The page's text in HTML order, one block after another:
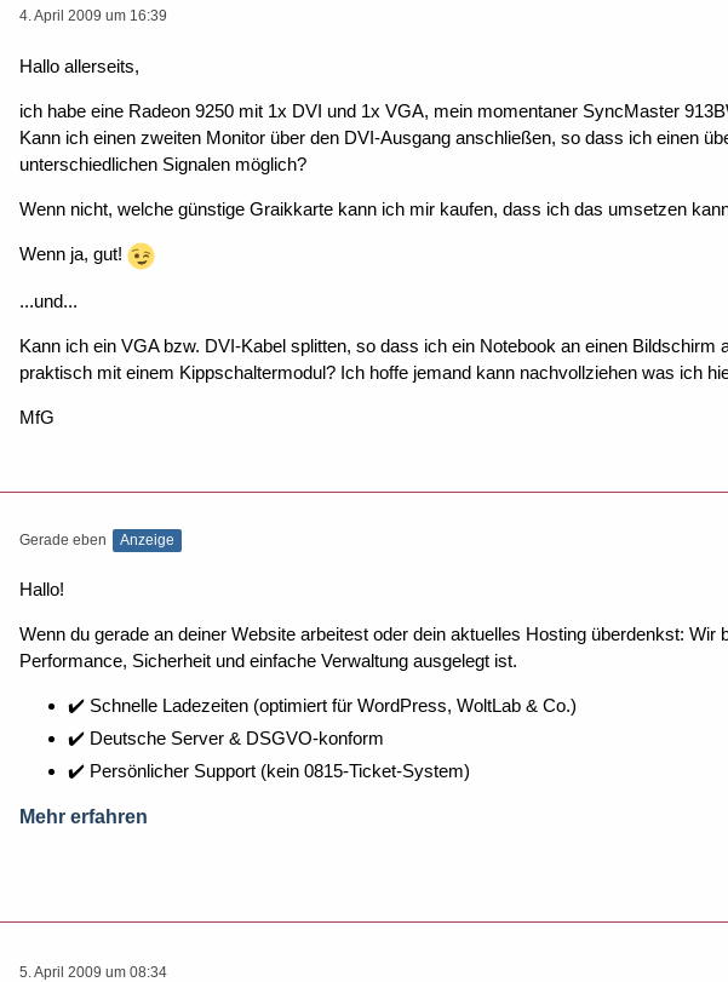
4. April 2009 um 16:39
Hallo allerseits,
ich habe eine Radeon 9250 mit 1x DVI und 1x VGA, mein momentaner SyncMaster
Kann ich einen zweiten Monitor über den DVI-Ausgang anschließen, so dass ich einen
unterschiedlichen Signalen möglich?
Wenn nicht, welche günstige Graikkarte kann ich mir kaufen, dass ich das umsetzen
Wenn ja, gut!
...und...
Kann ich ein VGA bzw. DVI-Kabel splitten, so dass ich ein Notebook an einen
praktisch mit einem Kippschaltermodul? Ich hoffe jemand kann nachvollziehen was ich
MfG
Gerade eben Anzeige
Hallo!
Wenn du gerade an deiner Website arbeitest oder dein aktuelles Hosting überdenkst:
Performance, Sicherheit und einfache Verwaltung ausgelegt ist.
✔️ Schnelle Ladezeiten (optimiert für WordPress, WoltLab & Co.)
✔️ Deutsche Server & DSGVO-konform
✔️ Persönlicher Support (kein 0815-Ticket-System)
Mehr erfahren
5. April 2009 um 08:34